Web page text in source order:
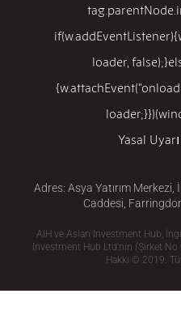
loader,
Yasal Uyarı
Adres: Asya Yatırım
Caddesi,
AIH ve Asian Investment Hub,
Investment Hub Ltd'nin (Şirket No
Hakkı © 2019.